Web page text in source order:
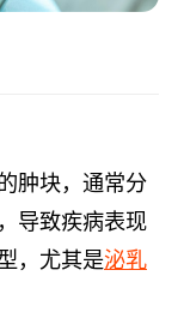
肿块，通常分
导致疾病表现
，尤其是泌乳